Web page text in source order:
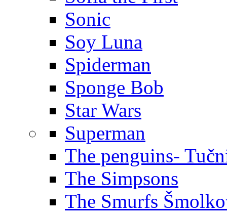
Sonic
Soy Luna
Spiderman
Sponge Bob
Star Wars
Superman
The penguins-
The Simpsons
The Smurfs